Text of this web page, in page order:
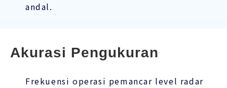
andal.
Akurasi Pengukuran
Frekuensi operasi pemancar level radar